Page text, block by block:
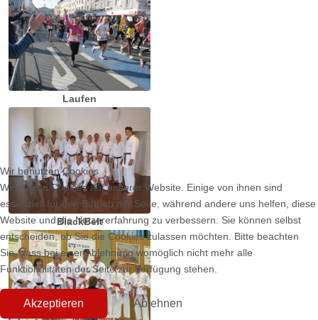
Laufen
BlackBelt
Wir benutzen Cookies
Wir nutzen Cookies auf unserer Website. Einige von ihnen sind
essenziell für den Betrieb der Seite, während andere uns helfen, diese
Website und die Nutzererfahrung zu verbessern. Sie können selbst
entscheiden, ob Sie die Cookies zulassen möchten. Bitte beachten
Sie, dass bei einer Ablehnung womöglich nicht mehr alle
Funktionalitäten der Seite zur Verfügung stehen.
Akzeptieren Ablehnen